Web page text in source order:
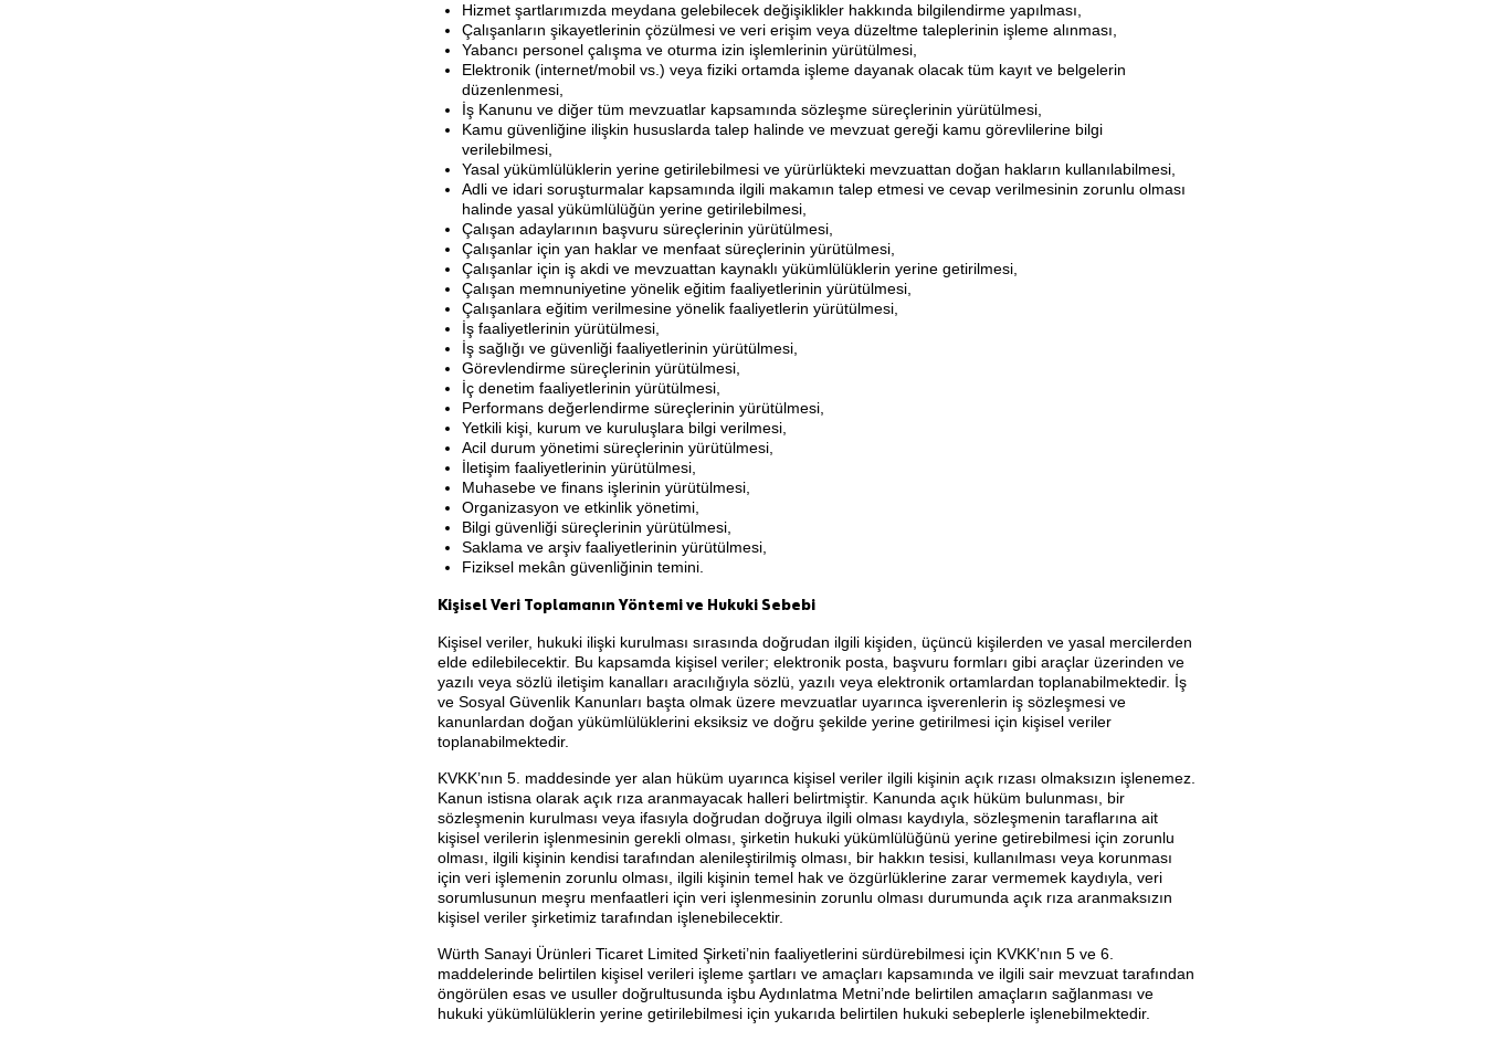
Hizmet şartlarımızda meydana gelebilecek değişiklikler hakkında bilgilendirme yapılması,
Çalışanların şikayetlerinin çözülmesi ve veri erişim veya düzeltme taleplerinin işleme alınması,
Yabancı personel çalışma ve oturma izin işlemlerinin yürütülmesi,
Elektronik (internet/mobil vs.) veya fiziki ortamda işleme dayanak olacak tüm kayıt ve belgelerin
düzenlenmesi,
İş Kanunu ve diğer tüm mevzuatlar kapsamında sözleşme süreçlerinin yürütülmesi,
Kamu güvenliğine ilişkin hususlarda talep halinde ve mevzuat gereği kamu görevlilerine bilgi
verilebilmesi,
Yasal yükümlülüklerin yerine getirilebilmesi ve yürürlükteki mevzuattan doğan hakların kullanılabilmesi,
Adli ve idari soruşturmalar kapsamında ilgili makamın talep etmesi ve cevap verilmesinin zorunlu olması
halinde yasal yükümlülüğün yerine getirilebilmesi,
Çalışan adaylarının başvuru süreçlerinin yürütülmesi,
Çalışanlar için yan haklar ve menfaat süreçlerinin yürütülmesi,
Çalışanlar için iş akdi ve mevzuattan kaynaklı yükümlülüklerin yerine getirilmesi,
Çalışan memnuniyetine yönelik eğitim faaliyetlerinin yürütülmesi,
Çalışanlara eğitim verilmesine yönelik faaliyetlerin yürütülmesi,
İş faaliyetlerinin yürütülmesi,
İş sağlığı ve güvenliği faaliyetlerinin yürütülmesi,
Görevlendirme süreçlerinin yürütülmesi,
İç denetim faaliyetlerinin yürütülmesi,
Performans değerlendirme süreçlerinin yürütülmesi,
Yetkili kişi, kurum ve kuruluşlara bilgi verilmesi,
Acil durum yönetimi süreçlerinin yürütülmesi,
İletişim faaliyetlerinin yürütülmesi,
Muhasebe ve finans işlerinin yürütülmesi,
Organizasyon ve etkinlik yönetimi,
Bilgi güvenliği süreçlerinin yürütülmesi,
Saklama ve arşiv faaliyetlerinin yürütülmesi,
Fiziksel mekân güvenliğinin temini.
Kişisel Veri Toplamanın Yöntemi ve Hukuki Sebebi
Kişisel veriler, hukuki ilişki kurulması sırasında doğrudan ilgili kişiden, üçüncü kişilerden ve yasal mercilerden
elde edilebilecektir. Bu kapsamda kişisel veriler; elektronik posta, başvuru formları gibi araçlar üzerinden ve
yazılı veya sözlü iletişim kanalları aracılığıyla sözlü, yazılı veya elektronik ortamlardan toplanabilmektedir. İş
ve Sosyal Güvenlik Kanunları başta olmak üzere mevzuatlar uyarınca işverenlerin iş sözleşmesi ve
kanunlardan doğan yükümlülüklerini eksiksiz ve doğru şekilde yerine getirilmesi için kişisel veriler
toplanabilmektedir.
KVKK’nın 5. maddesinde yer alan hüküm uyarınca kişisel veriler ilgili kişinin açık rızası olmaksızın işlenemez.
Kanun istisna olarak açık rıza aranmayacak halleri belirtmiştir. Kanunda açık hüküm bulunması, bir
sözleşmenin kurulması veya ifasıyla doğrudan doğruya ilgili olması kaydıyla, sözleşmenin taraflarına ait
kişisel verilerin işlenmesinin gerekli olması, şirketin hukuki yükümlülüğünü yerine getirebilmesi için zorunlu
olması, ilgili kişinin kendisi tarafından alenileştirilmiş olması, bir hakkın tesisi, kullanılması veya korunması
için veri işlemenin zorunlu olması, ilgili kişinin temel hak ve özgürlüklerine zarar vermemek kaydıyla, veri
sorumlusunun meşru menfaatleri için veri işlenmesinin zorunlu olması durumunda açık rıza aranmaksızın
kişisel veriler şirketimiz tarafından işlenebilecektir.
Würth Sanayi Ürünleri Ticaret Limited Şirketi’nin faaliyetlerini sürdürebilmesi için KVKK’nın 5 ve 6.
maddelerinde belirtilen kişisel verileri işleme şartları ve amaçları kapsamında ve ilgili sair mevzuat tarafından
öngörülen esas ve usuller doğrultusunda işbu Aydınlatma Metni’nde belirtilen amaçların sağlanması ve
hukuki yükümlülüklerin yerine getirilebilmesi için yukarıda belirtilen hukuki sebeplerle işlenebilmektedir.